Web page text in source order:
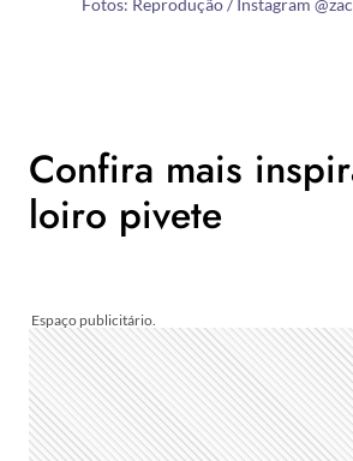
Fotos: Reprodução / Instagram
Confira mais
loiro pivete